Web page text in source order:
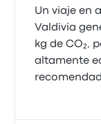
Un viaje en
Valdivia
kg de CO₂,
altamente